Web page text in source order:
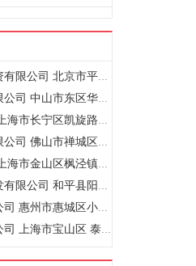
威斯特环球（北京）投资有限公司 北京市平谷区林荫北街13号信..
中山市坤健营销策划有限公司 中山市东区华柏路12号嘉路华大厦..
上海秀丰娱乐有限公司 上海市长宁区凯旋路1183号
佛山市德荣利华投资有限公司 佛山市禅城区汾江南路206号财富..
上海高隔实业有限公司 上海市金山区枫泾镇环东一路65弄3号228..
和平县福和经济技术开发有限公司 和平县阳明镇福和产业转移工..
金傲环保（惠州）有限公司 惠州市惠城区小金口惠州大道（汤泉..
上海香杰香精香料有限公司 上海市宝山区 泰和西路3527号